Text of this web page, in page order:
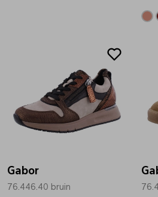
Gabor
76.446.40 bruin